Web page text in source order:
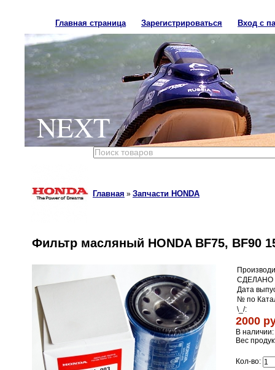
Главная страница Зарегистрироваться Вход с
NEXT
Главная » Запчасти HONDA
Фильтр масляный HONDA BF75, BF90
СДЕЛАНО
Дата
№ по
\_/:
2000
В
Вес
Кол-во: